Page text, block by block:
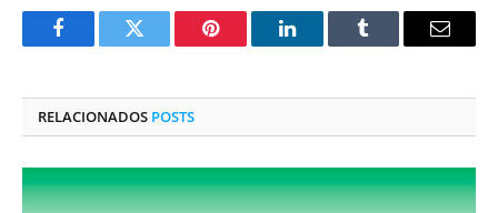
FacebookTwitter Pinterest O
Tumblr
E-
RELACIONADOS POSTS